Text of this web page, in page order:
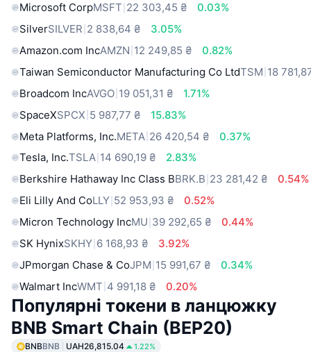
Microsoft CorpMSFT 22 303,45 ₴
0.03%
SilverSILVER 2 838,64 ₴
3.05%
Amazon.com IncAMZN 12 249,85 ₴
0.82%
Taiwan Semiconductor Manufacturing Co LtdTSM 18
Broadcom IncAVGO 19 051,31 ₴
1.71%
SpaceXSPCX 5 987,77 ₴
15.83%
Meta Platforms, Inc.META 26 420,54 ₴
0.37%
Tesla, Inc.TSLA 14 690,19 ₴
2.83%
Berkshire Hathaway Inc Class BBRK.B 23 281,42 ₴
0.54%
Eli Lilly And CoLLY 52 953,93 ₴
0.52%
Micron Technology IncMU 39 292,65 ₴
0.44%
SK HynixSKHY 6 168,93 ₴
3.92%
JPmorgan Chase & CoJPM 15 991,67 ₴
0.34%
Walmart IncWMT 4 991,18 ₴ 0.20%
Популярні токени в ланцюжку
BNB Smart Chain (BEP20)
BNBBNB UAH26,815.04 1.22%